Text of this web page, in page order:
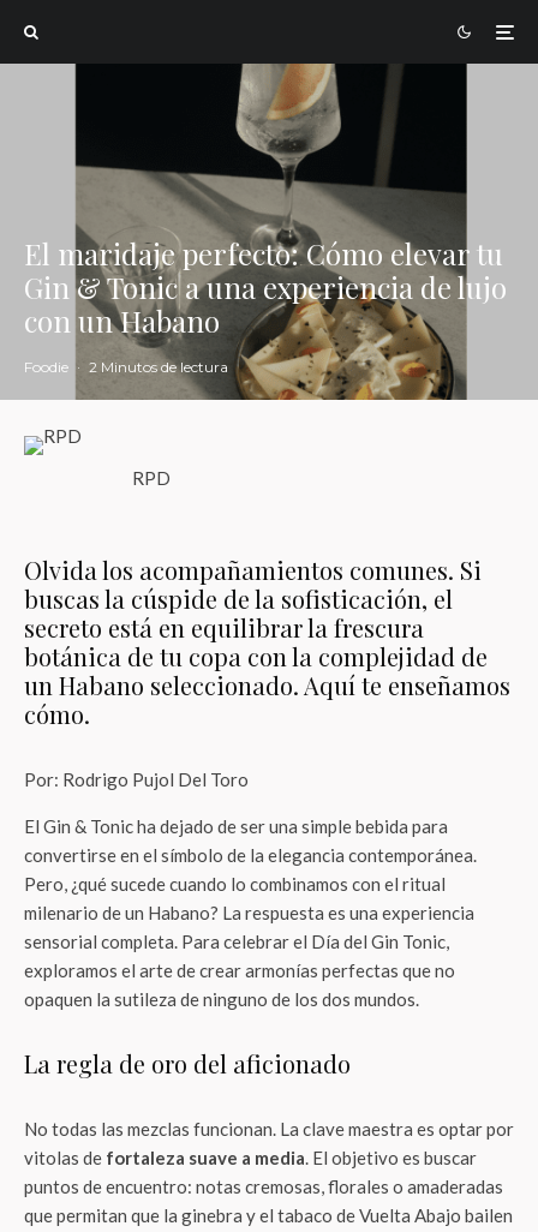
El maridaje perfecto: Cómo elevar tu
Gin & Tonic a una experiencia de lujo
con un Habano
Foodie · 2 Minutos de lectura
RPD
Olvida los acompañamientos comunes. Si
buscas la cúspide de la sofisticación, el
secreto está en equilibrar la frescura
botánica de tu copa con la complejidad de
un Habano seleccionado. Aquí te enseñamos
cómo.
Por: Rodrigo Pujol Del Toro
El Gin & Tonic ha dejado de ser una simple bebida para
convertirse en el símbolo de la elegancia contemporánea.
Pero, ¿qué sucede cuando lo combinamos con el ritual
milenario de un Habano? La respuesta es una experiencia
sensorial completa. Para celebrar el Día del Gin Tonic,
exploramos el arte de crear armonías perfectas que no
opaquen la sutileza de ninguno de los dos mundos.
La regla de oro del aficionado
No todas las mezclas funcionan. La clave maestra es optar por
vitolas de fortaleza suave a media. El objetivo es buscar
puntos de encuentro: notas cremosas, florales o amaderadas
que permitan que la ginebra y el tabaco de Vuelta Abajo bailen